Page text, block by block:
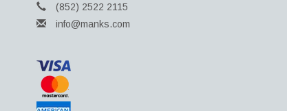
(852) 2522 2115
info@manks.com